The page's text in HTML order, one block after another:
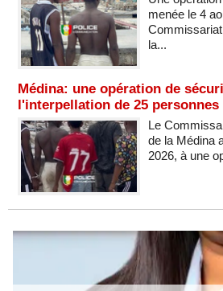
menée le 4
la...
Médina: une opération de
l'interpellation de 25 personnes
Le
de la Médina
2026, à une